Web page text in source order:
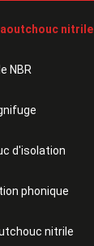
nitrile
NBR
d'isolation
phonique
nitrile